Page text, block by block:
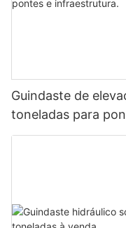
Guindaste de
toneladas para